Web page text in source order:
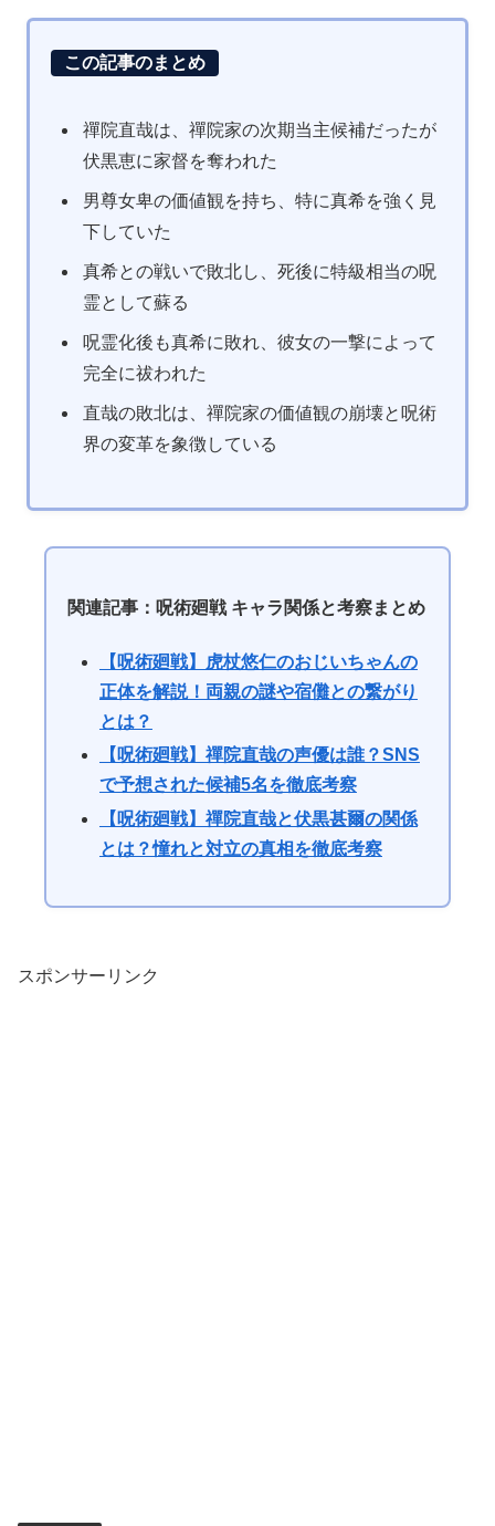
この記事のまとめ
禪院直哉は、禪院家の次期当主候補だったが
伏黒恵に家督を奪われた
男尊女卑の価値観を持ち、特に真希を強く見
下していた
真希との戦いで敗北し、死後に特級相当の呪
霊として蘇る
呪霊化後も真希に敗れ、彼女の一撃によって
完全に祓われた
直哉の敗北は、禪院家の価値観の崩壊と呪術
界の変革を象徴している
関連記事：呪術廻戦 キャラ関係と考察まとめ
【呪術廻戦】虎杖悠仁のおじいちゃんの
正体を解説！両親の謎や宿儺との繋がり
とは？
【呪術廻戦】禪院直哉の声優は誰？SNS
で予想された候補5名を徹底考察
【呪術廻戦】禪院直哉と伏黒甚爾の関係
とは？憧れと対立の真相を徹底考察
スポンサーリンク